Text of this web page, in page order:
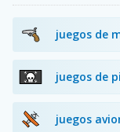
juegos de
juegos de
juegos